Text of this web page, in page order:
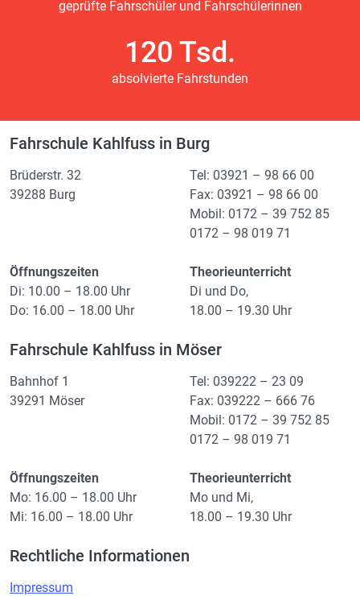
geprüfte Fahrschüler und Fahrschülerinnen
120 Tsd.
absolvierte Fahrstunden
Fahrschule Kahlfuss in Burg
Brüderstr. 32
39288 Burg
Tel: 03921 – 98 66 00
Fax: 03921 – 98 66 00
Mobil: 0172 – 39 752 85
0172 – 98 019 71
Öffnungszeiten
Di: 10.00 – 18.00 Uhr
Do: 16.00 – 18.00 Uhr
Theorieunterricht
Di und Do,
18.00 – 19.30 Uhr
Fahrschule Kahlfuss in Möser
Bahnhof 1
39291 Möser
Tel: 039222 – 23 09
Fax: 039222 – 666 76
Mobil: 0172 – 39 752 85
0172 – 98 019 71
Öffnungszeiten
Mo: 16.00 – 18.00 Uhr
Mi: 16.00 – 18.00 Uhr
Theorieunterricht
Mo und Mi,
18.00 – 19.30 Uhr
Rechtliche Informationen
Impressum